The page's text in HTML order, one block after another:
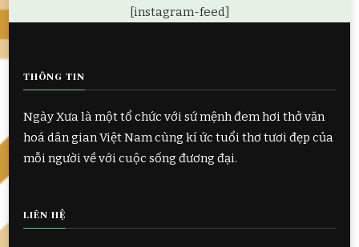
[instagram-feed]
THÔNG TIN
Ngày Xưa là một tổ chức với sứ mệnh đem hơi thở văn
hoá dân gian Việt Nam cùng kí ức tuổi thơ tươi đẹp của
mỗi người về với cuộc sống đương đại.
LIÊN HỆ